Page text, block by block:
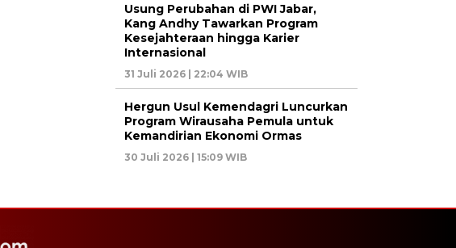
Usung Perubahan di PWI Jabar,
Kang Andhy Tawarkan Program
Kesejahteraan hingga Karier
Internasional
31 Juli 2026 | 22:04 WIB
Hergun Usul Kemendagri Luncurkan
Program Wirausaha Pemula untuk
Kemandirian Ekonomi Ormas
30 Juli 2026 | 15:09 WIB